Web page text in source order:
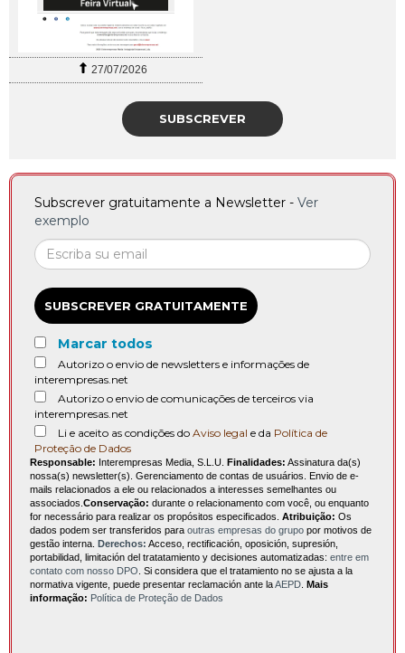
27/07/2026
SUBSCREVER
Subscrever gratuitamente a Newsletter - Ver
exemplo
SUBSCREVER GRATUITAMENTE
Marcar todos
Autorizo o envio de newsletters e informações de
interempresas.net
Autorizo o envio de comunicações de terceiros via
interempresas.net
Li e aceito as condições do Aviso legal e da Política de
Proteção de Dados
Responsable: Interempresas Media, S.L.U. Finalidades: Assinatura da(s)
nossa(s) newsletter(s). Gerenciamento de contas de usuários. Envio de e-
mails relacionados a ele ou relacionados a interesses semelhantes ou
associados. Conservação: durante o relacionamento com você, ou enquanto
for necessário para realizar os propósitos especificados. Atribuição: Os
dados podem ser transferidos para outras empresas do grupo por motivos de
gestão interna. Derechos: Acceso, rectificación, oposición, supresión,
portabilidad, limitación del tratatamiento y decisiones automatizadas: entre em
contato com nosso DPO . Si considera que el tratamiento no se ajusta a la
normativa vigente, puede presentar reclamación ante laAEPD Mais
informação: Política de Proteção de Dados